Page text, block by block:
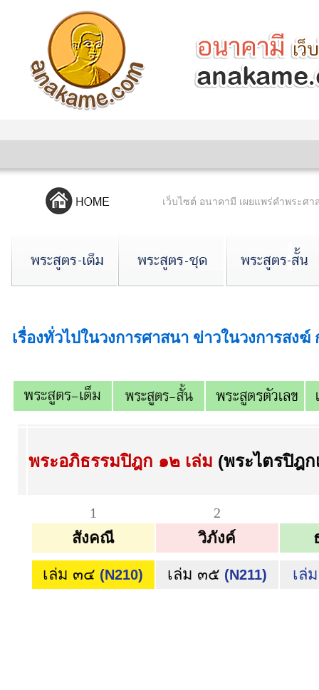
เว็บไซต์ อนาคามี เผยแพร่คำพระศ
เรื่องทั่วไปในวงการศาสนา ข่าวในวงการสง
พระอภิธรรมปิฎก ๑๒ เล่ม (พระไตรปิฎ
1 2
สังคณี วิภังค์
เล่ม ๓๔ (N210) เล่ม ๓๕ (N211) เล่